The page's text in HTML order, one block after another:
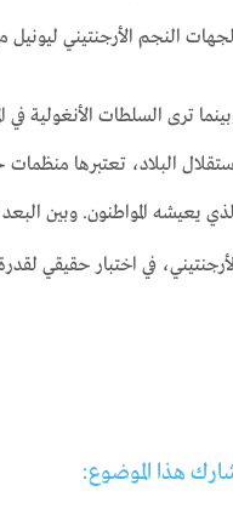
النجم الأرجنتيني
ترى السلطات الأنغولية
البلاد، تعتبرها منظمات
يعيشه المواطنون. وبين البعد
في اختبار حقيقي
هذا الموضوع: